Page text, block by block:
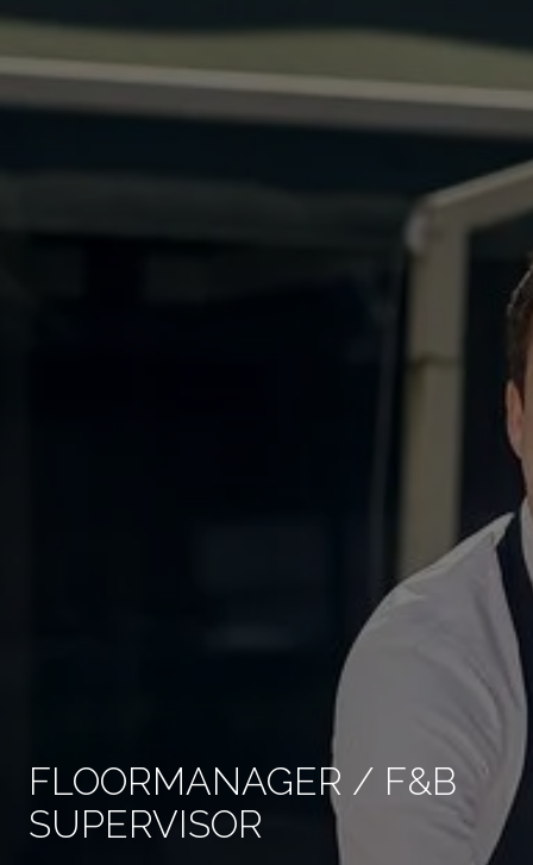
FLOORMANAGER / F&B
SUPERVISOR